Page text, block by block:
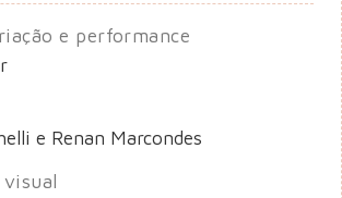
e performance
e Renan Marcondes
visual